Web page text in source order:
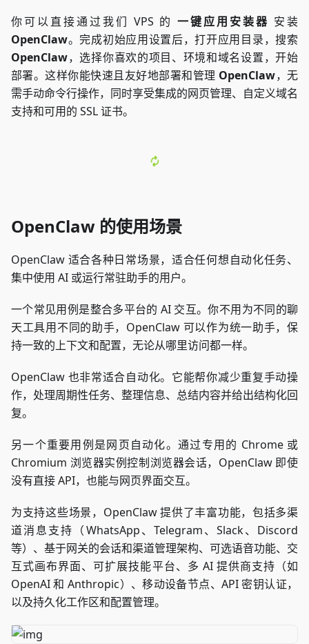
你可以直接通过我们 VPS 的 一键应用安装器 安装
OpenClaw。完成初始应用设置后，打开应用目录，搜索
OpenClaw，选择你喜欢的项目、环境和域名设置，开始
部署。这样你能快速且友好地部署和管理 OpenClaw，无
需手动命令行操作，同时享受集成的网页管理、自定义域名
支持和可用的 SSL 证书。
OpenClaw 的使用场景
OpenClaw 适合各种日常场景，适合任何想自动化任务、
集中使用 AI 或运行常驻助手的用户。
一个常见用例是整合多平台的 AI 交互。你不用为不同的聊
天工具用不同的助手，OpenClaw 可以作为统一助手，保
持一致的上下文和配置，无论从哪里访问都一样。
OpenClaw 也非常适合自动化。它能帮你减少重复手动操
作，处理周期性任务、整理信息、总结内容并给出结构化回
复。
另一个重要用例是网页自动化。通过专用的 Chrome 或
Chromium 浏览器实例控制浏览器会话，OpenClaw 即使
没有直接 API，也能与网页界面交互。
为支持这些场景，OpenClaw 提供了丰富功能，包括多渠
道消息支持（WhatsApp、Telegram、Slack、Discord
等）、基于网关的会话和渠道管理架构、可选语音功能、交
互式画布界面、可扩展技能平台、多 AI 提供商支持（如
OpenAI 和 Anthropic）、移动设备节点、API 密钥认证，
以及持久化工作区和配置管理。